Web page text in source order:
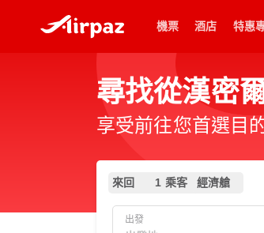
機票 酒店 特惠
尋找從漢密
享受前往您首選目
來回 1 乘客 經濟艙
出發